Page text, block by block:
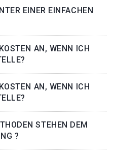
EINER EINFACHEN
AN, WENN ICH
AN, WENN ICH
STEHEN DEM
?